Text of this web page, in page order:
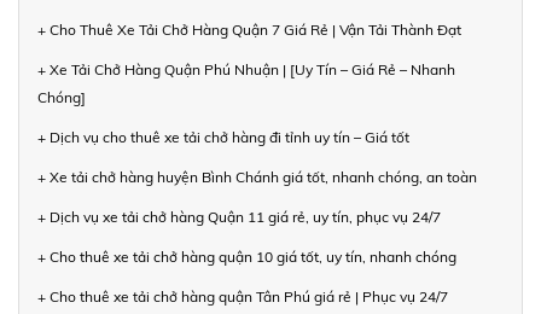
+ Cho Thuê Xe Tải Chở Hàng Quận 7 Giá Rẻ | Vận Tải Thành Đạt
+ Xe Tải Chở Hàng Quận Phú Nhuận | [Uy Tín – Giá Rẻ – Nhanh
Chóng]
+ Dịch vụ cho thuê xe tải chở hàng đi tỉnh uy tín – Giá tốt
+ Xe tải chở hàng huyện Bình Chánh giá tốt, nhanh chóng, an toàn
+ Dịch vụ xe tải chở hàng Quận 11 giá rẻ, uy tín, phục vụ 24/7
+ Cho thuê xe tải chở hàng quận 10 giá tốt, uy tín, nhanh chóng
+ Cho thuê xe tải chở hàng quận Tân Phú giá rẻ | Phục vụ 24/7